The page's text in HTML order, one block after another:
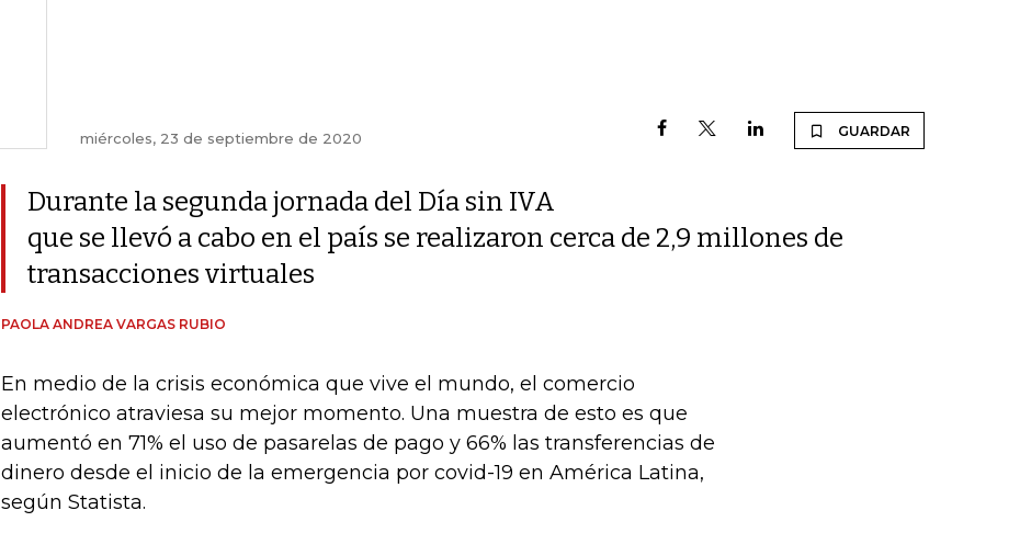
miércoles, 23 de septiembre de 2020 GUARDAR
Durante la segunda jornada del Día sin IVA
que se llevó a cabo en el país se realizaron cerca de 2,9 millones de
transacciones virtuales
PAOLA ANDREA VARGAS RUBIO
En medio de la crisis económica que vive el mundo, el comercio
electrónico atraviesa su mejor momento. Una muestra de esto es que
aumentó en 71% el uso de pasarelas de pago y 66% las transferencias de
dinero desde el inicio de la emergencia por covid-19 en América Latina,
según Statista.